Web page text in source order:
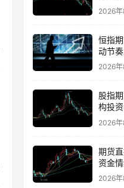
策略
2026年
恒指
动节
的思路
2026年
股指
构投
策略
2026年
期货
资金
逻辑
2026年